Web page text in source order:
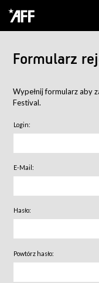
Formularz
Wypełnij formularz aby
Festival.
Login:
E-Mail:
Hasło:
Powtórz hasło: